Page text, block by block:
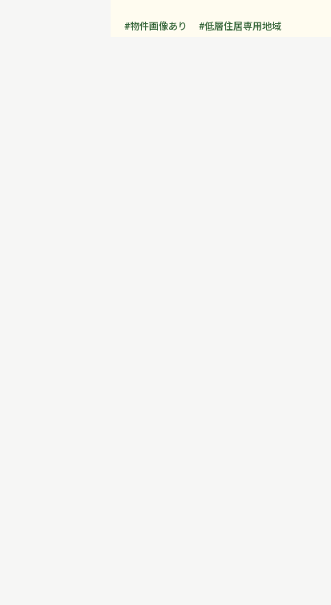
#物件画像あり #低層住居専用地域